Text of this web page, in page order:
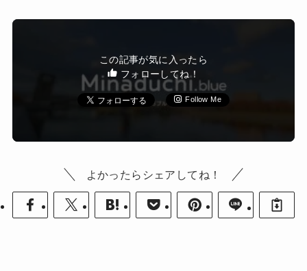
この記事が気に入ったら
フォローしてね！
Follow Me
よかったらシェアしてね！